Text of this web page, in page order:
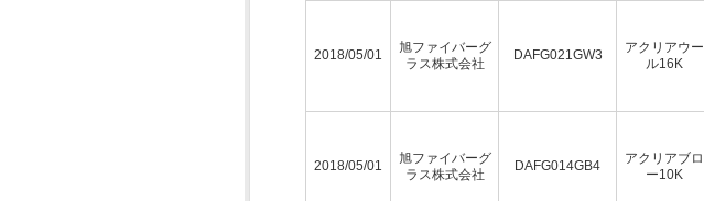
2018/05/01
旭ファイバーグ
ラス株式会社
DAFG021GW3
アクリアウー
ル16K
2018/05/01
旭ファイバーグ
ラス株式会社
DAFG014GB4
アクリアブロ
ー10K